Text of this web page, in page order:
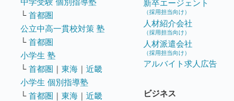
└ 首都圏
公立中高一貫校対策 塾
└ 首都圏
小学生 塾
└ 首都圏 ｜ 東海 ｜ 近畿
小学生 個別指導塾
└ 首都圏 ｜ 東海 ｜ 近畿
新卒エージェント
（採用担当向け）
人材紹介会社
（採用担当向け）
人材派遣会社
（採用担当向け）
アルバイト求人広告
ビジネス